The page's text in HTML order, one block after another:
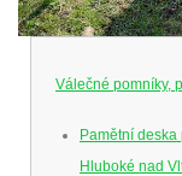
Válečné pomníky,
Pamětní
Hluboké nad